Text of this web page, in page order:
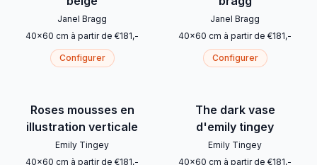
Janel Bragg
40x60 cm à partir de €181,-
Configurer
Janel Bragg
40x60 cm à partir de €181,-
Configurer
Roses mousses en
illustration verticale
Emily Tingey
40x60 cm à partir de €181,-
The dark vase
d'emily tingey
Emily Tingey
40x60 cm à partir de €181,-